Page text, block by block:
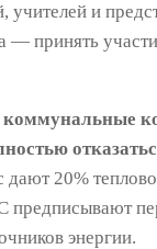
учителей и
— принять
коммунальные
дают 20%
предписывают
энергии.